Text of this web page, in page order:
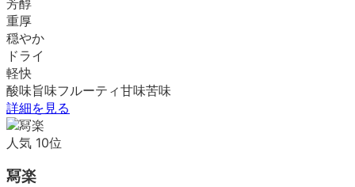
重厚
穏やか
ドライ
軽快
酸味旨味フルーティ甘味苦味
詳細を見る
人気 10位
冩楽